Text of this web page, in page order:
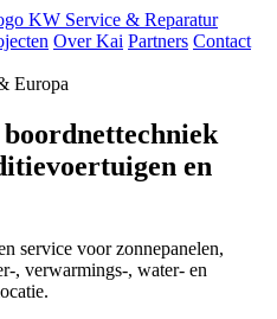
KW Service & Reparatur
Over Kai Partners Contact
Europa
en
service voor zonnepanelen,
, verwarmings-, water- en